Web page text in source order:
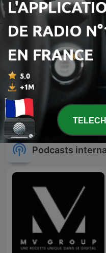
Day by Day
Podcasts